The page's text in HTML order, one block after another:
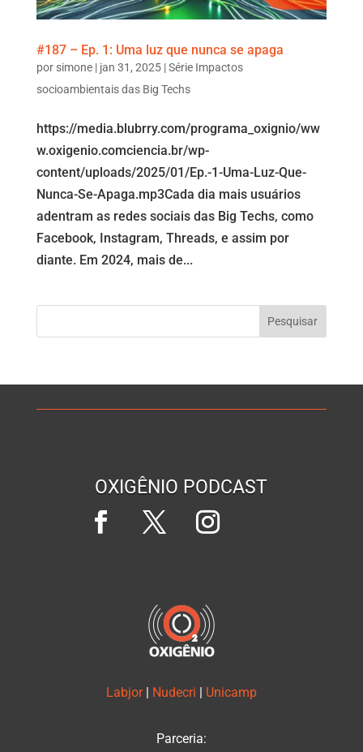
#187 – Ep. 1: Uma luz que nunca se apaga
por simone| jan 31, 2025|Série Impactos
socioambientais das Big Techs
https://media.blubrry.com/programa_oxignio/ww
w.oxigenio.comciencia.br/wp-
content/uploads/2025/01/Ep.-1-Uma-Luz-Que-
Nunca-Se-Apaga.mp3Cada dia mais usuários
adentram as redes sociais das Big Techs, como
Facebook, Instagram, Threads, e assim por
diante. Em 2024, mais de...
OXIGÊNIO PODCAST
Labjor | Nudecri | Unicamp
Parceria: